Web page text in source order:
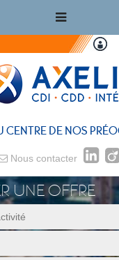
CENTRE DE NOS
Nous contacter
UNE OFFRE